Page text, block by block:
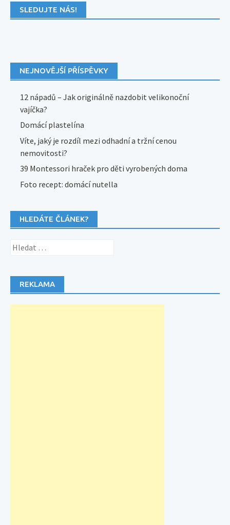
SLEDUJTE NÁS!
NEJNOVĚJŠÍ PŘÍSPĚVKY
12 nápadů – Jak originálně nazdobit velikonoční
vajíčka?
Domácí plastelína
Víte, jaký je rozdíl mezi odhadní a tržní cenou
nemovitosti?
39 Montessori hraček pro děti vyrobených doma
Foto recept: domácí nutella
HLEDÁTE ČLÁNEK?
Vyhledávání
REKLAMA